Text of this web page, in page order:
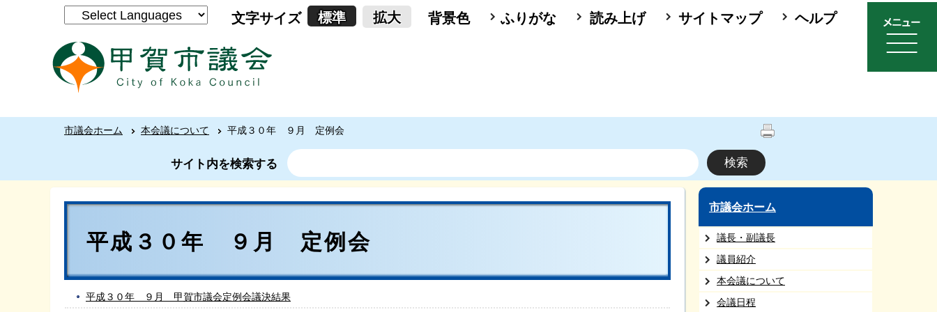
文字サイズ 標準 拡大 背景色 ふりがな 読み上げ サイトマップ ヘルプ
市議会ホーム 本会議について 平成３０年 ９月 定例会
サイト内を検索する
平成３０年 ９月 定例会
平成３０年 ９月 甲賀市議会定例会議決結果
市議会ホーム
議長・副議長
議員紹介
本会議について
会議日程